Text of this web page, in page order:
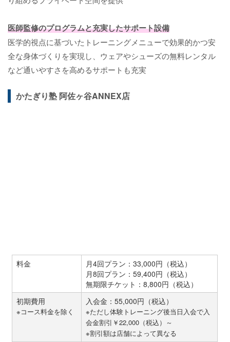
医師監修のプログラムと充実したサポート設備
医学的視点に基づいたトレーニングメニューで効果的かつ安
全な身体づくりを実現し、ウェアやシューズの無料レンタル
など通いやすさを高めるサポートも充実
かたぎり塾 阿佐ヶ谷ANNEX店
料金
月4回プラン：33,000円（税込）
月8回プラン：59,400円（税込）
無期限チケット：8,800円（税込）
初期費用
※コース料金を除く
入会金：55,000円（税込）
※ただし体験トレーニング後当日入会で入
会金割引￥22,000（税込）～
※割引額は店舗によって異なる